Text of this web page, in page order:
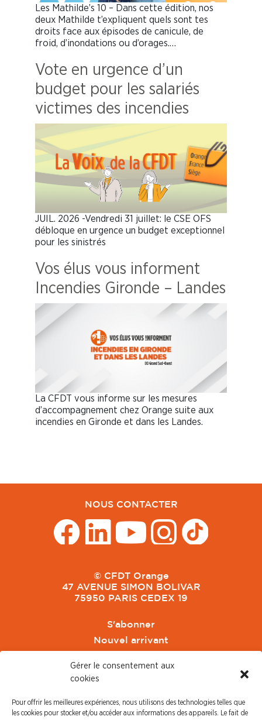
Gérer le consentement aux
cookies
Pour offrir les meilleures expériences, nous utilisons des technologies telles que
les cookies pour stocker et/ou accéder aux informations des appareils. Le fait de
Les Mathilde’s 10 – Dans cette édition, nos
deux Mathilde t’expliquent quels sont tes
droits face aux épisodes de canicule, de
froid, d’inondations ou d’orages.…
Vote en urgence d’un
budget pour les salariés
victimes des incendies
JUIL. 2026 -Vendredi 31 juillet: le CSE OFS
débloque en urgence un budget exceptionnel
pour les sinistrés
Vos élus vous informent
Incendies Gironde – Landes
La CFDT vous informe sur les mesures
d’accompagnement chez Orange suite aux
incendies en Gironde et dans les Landes.
NOUS CONTACTER
© CFDT Orange
47 AVENUE SIMON BOLIVAR
75950 PARIS CEDEX 19
S'abonner
Nouvel arrivant
CFDT Cadres